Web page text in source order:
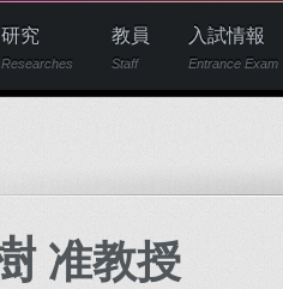
研究
Researches
教員
Staff
入試情報
Entrance Exam
准教授